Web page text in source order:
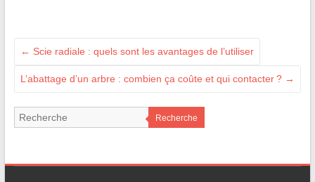
← Scie radiale : quels sont les avantages de l’utiliser
L’abattage d’un arbre : combien ça coûte et qui contacter ? →
Recherche